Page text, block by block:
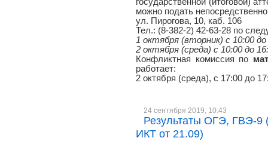
можно подать
ул. Пирогова, 10, каб. 106
Тел.: (8-382-2) 42-63-28 по
1 октября (вторник) с 10:00 до
2 октября (среда) с 10:00 до
Конфликтная комиссия по
работает:
2 октября (среда), с 17:00 до
24 сентября 2019, 10:43
Результаты ОГЭ, ГВЭ-9
ИКТ от 21.09)